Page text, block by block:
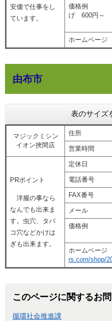
安価で仕事をし
ています。
価格例 ジ
げ 600円～
ウエス
ホームペー
由布市
表のサイズ
マジックミシン
イオン挾間店
住所 由
営業時間
PRポイント
洋服の事なら
なんでも出来ま
す。虫穴、タバ
コ穴などかけは
ぎも出来ます。
定休日
電話番号
FAX番号
メール
価格例 パ
背広袖
ホームペー
rs.com/shop/
このページに関するお
循環社会推進課